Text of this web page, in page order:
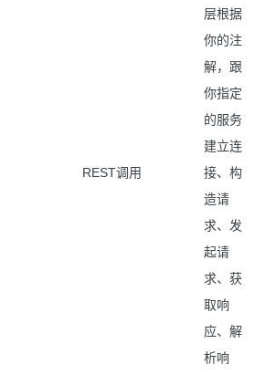
REST调用
层根据
你的注
解，跟
你指定
的服务
建立连
接、构
造请
求、发
起请
求、获
取响
应、解
析响